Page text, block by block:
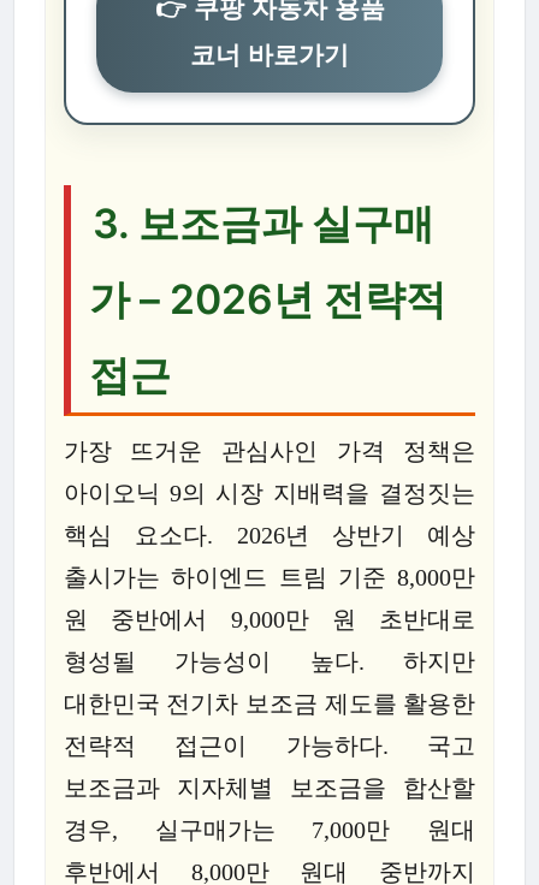
👉 쿠팡 자동차 용품
코너 바로가기
3. 보조금과 실구매
가 – 2026년 전략적
접근
가장 뜨거운 관심사인 가격 정책은
아이오닉 9의 시장 지배력을 결정짓는
핵심 요소다. 2026년 상반기 예상
출시가는 하이엔드 트림 기준 8,000만
원 중반에서 9,000만 원 초반대로
형성될 가능성이 높다. 하지만
대한민국 전기차 보조금 제도를 활용한
전략적 접근이 가능하다. 국고
보조금과 지자체별 보조금을 합산할
경우, 실구매가는 7,000만 원대
후반에서 8,000만 원대 중반까지